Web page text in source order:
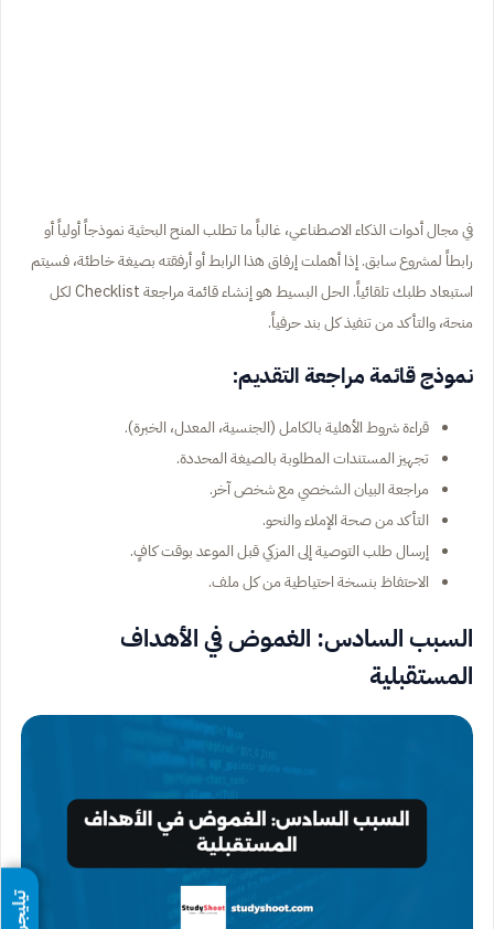
في مجال أدوات الذكاء الاصطناعي، غالباً ما تطلب المنح البحثية نموذجاً أولياً أو
رابطاً لمشروع سابق. إذا أهملت إرفاق هذا الرابط أو أرفقته بصيغة خاطئة، فسيتم
استبعاد طلبك تلقائياً. الحل البسيط هو إنشاء قائمة مراجعةChecklistلكل
منحة، والتأكد من تنفيذ كل بند حرفياً.
نموذج قائمة مراجعة التقديم:
قراءة شروط الأهلية بالكامل (الجنسية، المعدل، الخبرة).
تجهيز المستندات المطلوبة بالصيغة المحددة.
مراجعة البيان الشخصي مع شخص آخر.
التأكد من صحة الإملاء والنحو.
إرسال طلب التوصية إلى المزكي قبل الموعد بوقت كافٍ.
الاحتفاظ بنسخة احتياطية من كل ملف.
السبب السادس: الغموض في الأهداف
المستقبلية